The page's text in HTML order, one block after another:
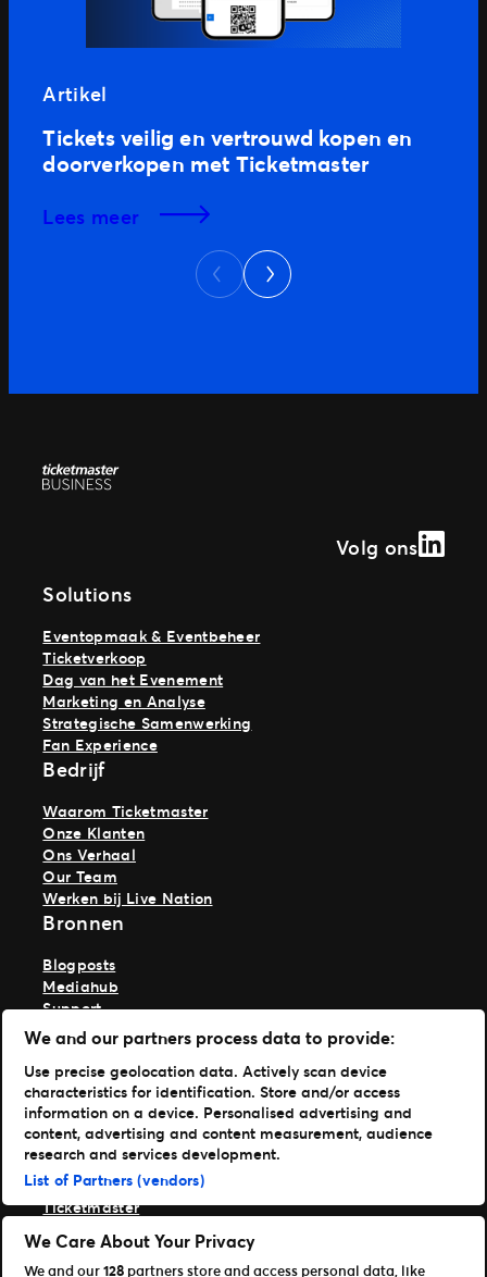
Artikel
Tickets veilig en vertrouwd kopen en
doorverkopen met Ticketmaster
lees meer
Previous
Next
Volg ons
Solutions
Eventopmaak & Eventbeheer
Ticketverkoop
Dag van het Evenement
Marketing en Analyse
Strategische Samenwerking
Fan Experience
Bedrijf
Waarom Ticketmaster
Onze Klanten
Ons Verhaal
Our Team
Werken bij Live Nation
Bronnen
Blogposts
Mediahub
Support
TM1 Log in
Get Our Apps
Ticketmaster
TM1 Reports
Onze merken
Ticketmaster
TicketWeb
Universe
We and our partners process data to provide:
Use precise geolocation data. Actively scan device
characteristics for identification. Store and/or access
information on a device. Personalised advertising and
content, advertising and content measurement, audience
research and services development.
List of Partners (vendors)
We Care About Your Privacy
We and our128 partners store and access personal data, like